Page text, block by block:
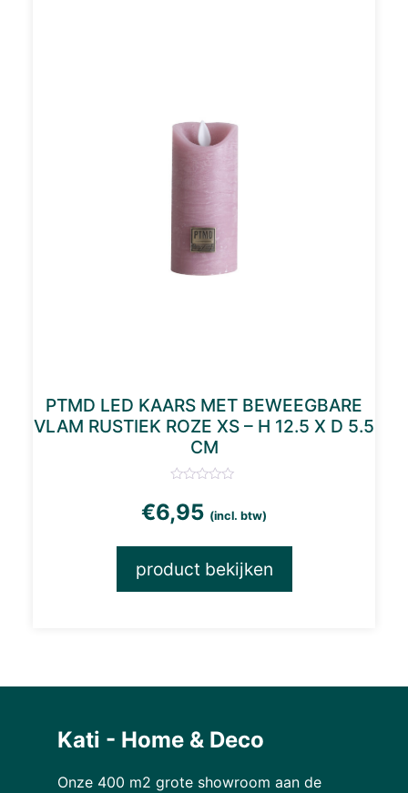
PTMD LED KAARS MET BEWEEGBARE
VLAM RUSTIEK ROZE XS – H 12.5 X D 5.5
CM
€6,95 (incl. btw)
product bekijken
Kati - Home & Deco
Onze 400 m2 grote showroom aan de